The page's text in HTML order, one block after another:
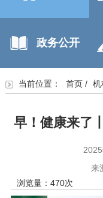
政务公开
当前位置： 首页/ 机
早！健康来了
来
浏览量： 470次